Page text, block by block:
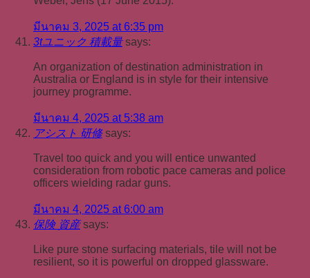
มีนาคม 3, 2025 at 6:35 pm
3tユニック 積載量 says:
An organization of destination administration in
Australia or England is in style for their intensive
journey programme.
มีนาคม 4, 2025 at 5:38 am
アシスト 研修 says:
Travel too quick and you will entice unwanted
consideration from robotic pace cameras and police
officers wielding radar guns.
มีนาคม 4, 2025 at 6:00 am
保険 資産 says:
Like pure stone surfacing materials, tile will not be
resilient, so it is powerful on dropped glassware.